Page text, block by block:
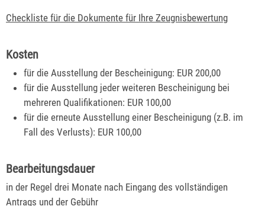
Checkliste für die Dokumente für Ihre Zeugnisbewertung
Kosten
für die Ausstellung der Bescheinigung: EUR 200,00
für die Ausstellung jeder weiteren Bescheinigung bei
mehreren Qualifikationen: EUR 100,00
für die erneute Ausstellung einer Bescheinigung (z.B. im
Fall des Verlusts): EUR 100,00
Bearbeitungsdauer
in der Regel drei Monate nach Eingang des vollständigen
Antrags und der Gebühr